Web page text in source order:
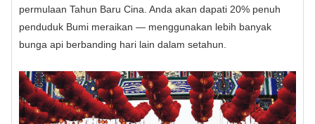
permulaan Tahun Baru Cina. Anda akan dapati 20% penuh
penduduk Bumi meraikan — menggunakan lebih banyak
bunga api berbanding hari lain dalam setahun.